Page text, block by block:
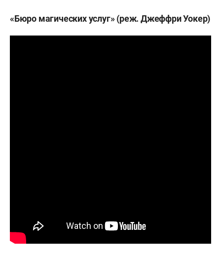
«Бюро магических услуг» (реж. Джеффри Уокер)